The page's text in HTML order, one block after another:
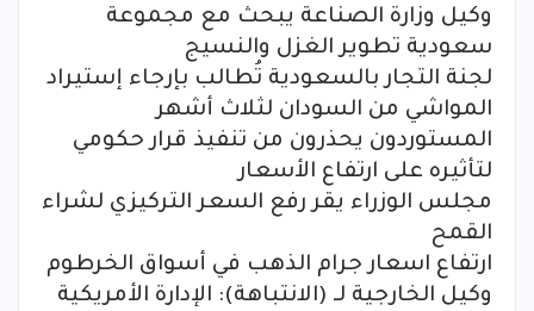
وكيل وزارة الصناعة يبحث مع مجموعة
سعودية تطوير الغزل والنسيج
لجنة التجار بالسعودية تُطالب بإرجاء إستيراد
المواشي من السودان لثلاث أشهر
المستوردون يحذرون من تنفيذ قرار حكومي
لتأثيره على ارتفاع الأسعار
مجلس الوزراء يقر رفع السعر التركيزي لشراء
القمح
ارتفاع اسعار جرام الذهب في أسواق الخرطوم
وكيل الخارجية لـ (الانتباهة): الإدارة الأمريكية